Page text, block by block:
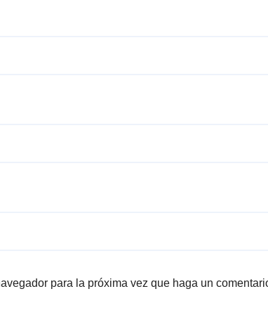
para la próxima vez que haga un